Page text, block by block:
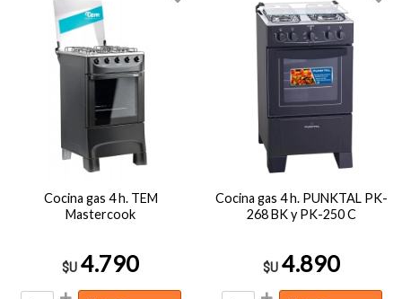
Cocina gas 4 h. TEM
Mastercook
$U 4.790
Cocina gas 4 h. PUNKTAL PK-
268 BK y PK-250 C
$U 4.890